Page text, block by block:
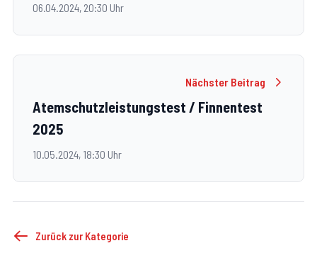
06.04.2024, 20:30 Uhr
Nächster Beitrag
Atemschutzleistungstest / Finnentest
2025
10.05.2024, 18:30 Uhr
Zurück zur Kategorie